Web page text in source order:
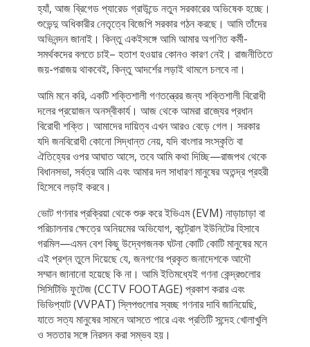
হ্যাঁ, আজ ব্রিগেড প্যারেড গ্রাউন্ডে নতুন সরকারের অভিষেক হচ্ছে।
শুভেন্দু অধিকারীর নেতৃত্বে বিজেপি সরকার গঠন করছে। আমি তাঁদের
অভিনন্দন জানাই। কিন্তু একইসঙ্গে আমি আমার অগণিত কর্মী-
সমর্থকদের বলতে চাই– হতাশ হওয়ার কোনও কারণ নেই। রাজনীতিতে
জয়-পরাজয় থাকবেই, কিন্তু আদর্শের লড়াই থামলে চলবে না।
আমি মনে করি, একটি শক্তিশালী গণতন্ত্রের জন্য শক্তিশালী বিরোধী
দলের প্রয়োজন অনস্বীকার্য। আজ থেকে আমরা রাজ্যের প্রধান
বিরোধী শক্তি। আমাদের দায়িত্ব এখন আরও বেড়ে গেল। সরকার
যদি জনবিরোধী কোনো সিদ্ধান্ত নেয়, যদি বাংলার সংস্কৃতি বা
ঐতিহ্যের ওপর আঘাত আসে, তবে আমি কথা দিচ্ছি—রাজপথ থেকে
বিধানসভা, সর্বত্র আমি এবং আমার দল সাধারণ মানুষের অতন্দ্র প্রহরী
হিসেবে লড়াই করবে।
ভোট গণনার প্রক্রিয়া থেকে শুরু করে ইভিএম (EVM) নাড়াচাড়া বা
পরিচালনার ক্ষেত্রে অনিয়মের অভিযোগ, কন্ট্রোল ইউনিটের হিসাবে
গরমিল—এমন বেশ কিছু উদ্বেগজনক ঘটনা কোটি কোটি মানুষের মনে
এই প্রশ্ন তুলে দিয়েছে যে, জনগণের প্রকৃত জনাদেশকে আদৌ
সম্মান জানানো হয়েছে কি না। আমি ইতিমধ্যেই গণনা কেন্দ্রগুলোর
সিসিটিভি ফুটেজ (CCTV FOOTAGE) প্রকাশ করার এবং
ভিভিপ্যাট (VVPAT) স্লিপগুলোর স্বচ্ছ গণনার দাবি জানিয়েছি,
যাতে সত্য মানুষের সামনে আসতে পারে এবং প্রতিটি সন্দেহ খোলাখুলি
ও সততার সঙ্গে নিরসন করা সম্ভব হয়।